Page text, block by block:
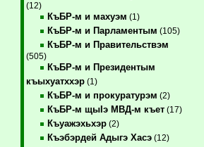
(12)
КъБР-м и махуэм (1)
КъБР-м и Парламентым (105)
КъБР-м и Правительствэм
(505)
КъБР-м и Президентым
къыхуатххэр(1)
КъБР-м и прокуратурэм (2)
КъБР-м щыIэ МВД-м къет(17)
Къуажэхьхэр(2)
Къэбэрдей Адыгэ Хасэ(12)